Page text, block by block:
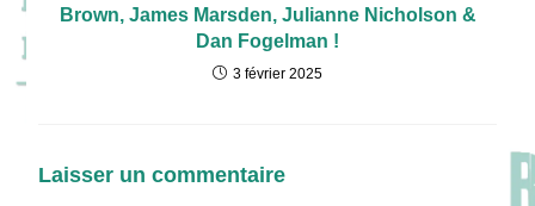
Brown, James Marsden, Julianne Nicholson &
Dan Fogelman !
3 février 2025
Laisser un commentaire